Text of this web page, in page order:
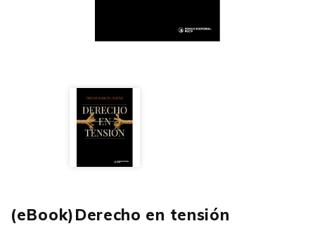
(eBook)Derecho en tensión